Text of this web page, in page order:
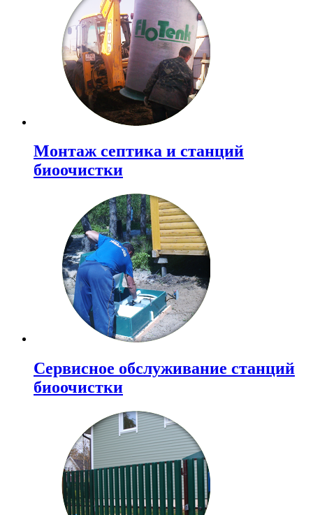
Монтаж септика и станций
биоочистки
Сервисное обслуживание станций
биоочистки